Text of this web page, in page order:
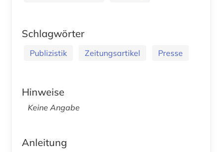
Schlagwörter
Publizistik Zeitungsartikel Presse
Hinweise
Keine Angabe
Anleitung